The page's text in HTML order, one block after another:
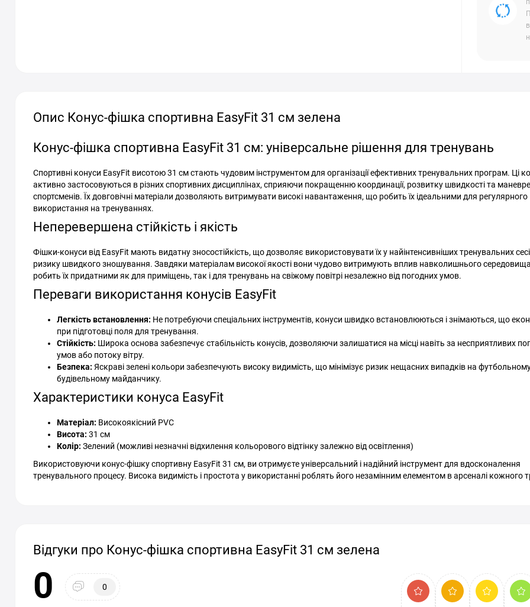
Опис Конус-фішка спортивна EasyFit 31 см зелена
Конус-фішка спортивна EasyFit 31 см: універсальне рішення для тренувань
Спортивні конуси EasyFit висотою 31 см стають чудовим інструментом для організації ефективних тренувальних програм. Ці
активно застосовуються в різних спортивних дисциплінах, сприяючи покращенню координації, розвитку швидкості та
спортсменів. Їх довговічні матеріали дозволяють витримувати високі навантаження, що робить їх ідеальними для регулярного
використання на тренуваннях.
Неперевершена стійкість і якість
Фішки-конуси від EasyFit мають видатну зносостійкість, що дозволяє використовувати їх у найінтенсивніших тренувальних
ризику швидкого зношування. Завдяки матеріалам високої якості вони чудово витримують вплив навколишнього
робить їх придатними як для приміщень, так і для тренувань на свіжому повітрі незалежно від погодних умов.
Переваги використання конусів EasyFit
Легкість встановлення: Не потребуючи спеціальних інструментів, конуси швидко встановлюються і знімаються, що
при підготовці поля для тренування.
Стійкість: Широка основа забезпечує стабільність конусів, дозволяючи залишатися на місці навіть за несприятливих
умов або потоку вітру.
Безпека: Яскраві зелені кольори забезпечують високу видимість, що мінімізує ризик нещасних випадків на
будівельному майданчику.
Характеристики конуса EasyFit
Матеріал: Високоякісний PVC
Висота: 31 см
Колір: Зелений (можливі незначні відхилення кольорового відтінку залежно від освітлення)
Використовуючи конус-фішку спортивну EasyFit 31 см, ви отримуєте універсальний і надійний інструмент для вдосконалення
тренувального процесу. Висока видимість і простота у використанні роблять його незамінним елементом в арсеналі кожного
Відгуки про Конус-фішка спортивна EasyFit 31 см зелена
0 0